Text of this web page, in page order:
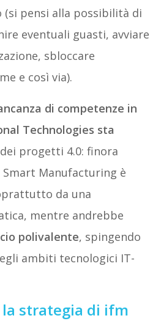
pensi alla possibilità di
eventuali guasti, avviare
sbloccare
e così via).
di competenze in
Technologies sta
dei progetti 4.0: finora
Smart Manufacturing è
da una
mentre andrebbe
polivalente, spingendo
ambiti tecnologici IT-
la strategia di ifm